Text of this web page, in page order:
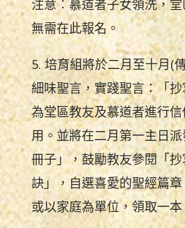
注意︰慕道者子女領洗，堂
無需在此報名。
5. 培育組將於二月至十月(
細味聖言，實踐聖言：「
為堂區教友及慕道者進行
用。並將在二月第一主日
冊子」，鼓勵教友參閱「
訣」，自選喜愛的聖經篇
或以家庭為單位，領取一